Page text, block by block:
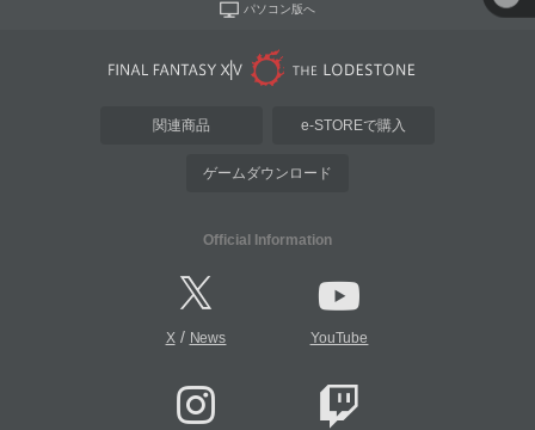
パソコン版へ
関連商品 e-STOREで購入
ゲームダウンロード
Official Information
X/ News YouTube